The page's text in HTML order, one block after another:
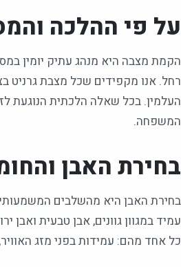
על פי ההלכה
הקמת מצבה היא מנהג עתיק יומין
רחל. אנו מקפידים שכל מצבת גרניט
העלמין. בכל שאלה הלכתית הנוגעת
המשפחה.
בחירת האבן
בחירת האבן היא מהשלבים
עמיד במגוון גוונים, אבן טבעית
כל אחד מהם: עמידות בפני מזג